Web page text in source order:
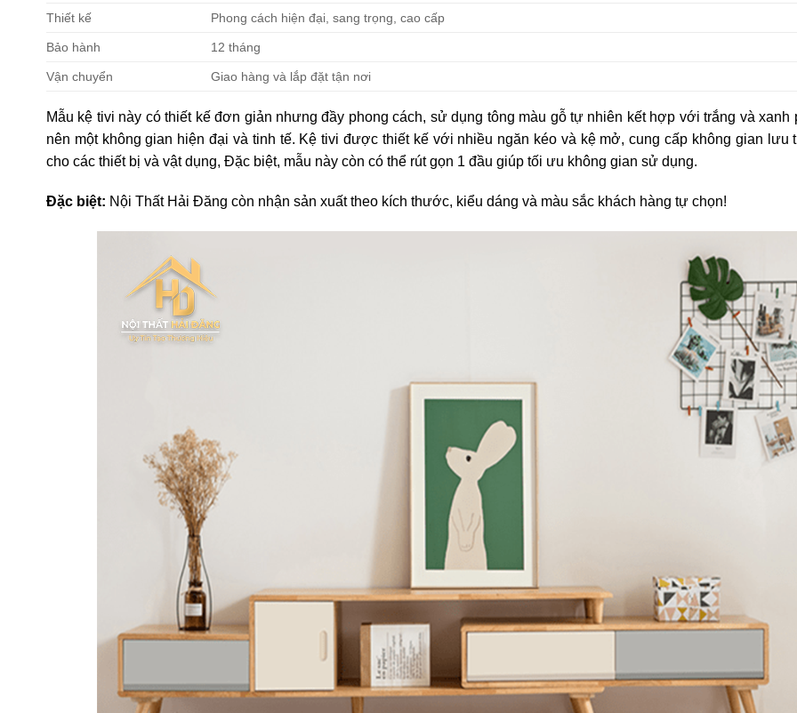
Thiết kế Phong cách hiện đại, sang trọng, cao cấp
Bảo hành 12 tháng
Vận chuyển Giao hàng và lắp đặt tận nơi
Mẫu kệ tivi này có thiết kế đơn giản nhưng đầy phong cách, sử dụng tông màu gỗ tự nhiên kết hợp với trắng và xanh
nên một không gian hiện đại và tinh tế. Kệ tivi được thiết kế với nhiều ngăn kéo và kệ mở, cung cấp không gian lưu
cho các thiết bị và vật dụng, Đặc biệt, mẫu này còn có thể rút gọn 1 đầu giúp tối ưu không gian sử dụng.
Đặc biệt: Nội Thất Hải Đăng còn nhận sản xuất theo kích thước, kiểu dáng và màu sắc khách hàng tự chọn!